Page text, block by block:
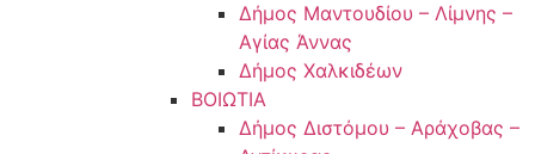
Δήμος Μαντουδίου – Λίμνης –
Αγίας Άννας
Δήμος Χαλκιδέων
ΒΟΙΩΤΙΑ
Δήμος Διστόμου – Αράχοβας –